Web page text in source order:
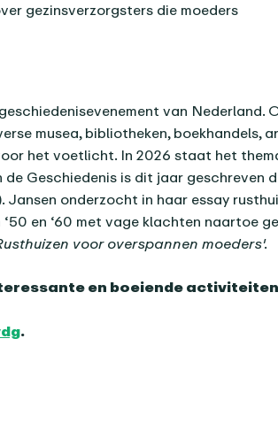
gezinsverzorgsters die moeders
van Nederland.
musea, bibliotheken, boekhandels,
het voetlicht. In 2026 staat het
Geschiedenis is dit jaar geschreven
Jansen onderzocht in haar essay
en ‘60 met vage klachten naartoe
voor overspannen moeders'.
en boeiende activiteiten
.